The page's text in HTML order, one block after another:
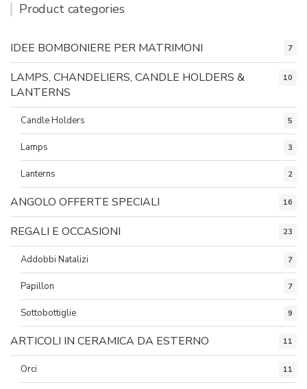
Product categories
IDEE BOMBONIERE PER MATRIMONI 7
LAMPS, CHANDELIERS, CANDLE HOLDERS &
LANTERNS
10
Candle Holders 5
Lamps 3
Lanterns 2
ANGOLO OFFERTE SPECIALI 16
REGALI E OCCASIONI 23
Addobbi Natalizi 7
Papillon 7
Sottobottiglie 9
ARTICOLI IN CERAMICA DA ESTERNO 11
Orci 11